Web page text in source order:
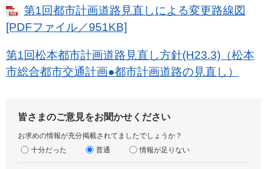
第1回都市計画道路見直しによる変更路線図
[PDFファイル／951KB]
第1回松本都市計画道路見直し方針(H23.3)（松本
市総合都市交通計画●都市計画道路の見直し）
皆さまのご意見をお聞かせください
お求めの情報が充分掲載されてましたでしょうか？
十分だった
普通 情報が足りない